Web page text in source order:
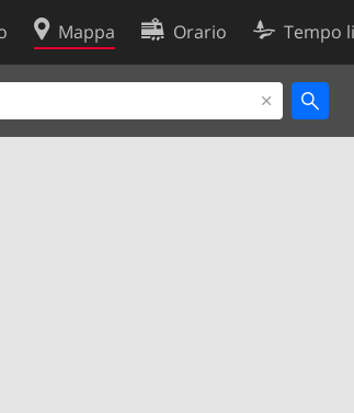
Mappa Orario Tempo
Politica sui
Preferenze